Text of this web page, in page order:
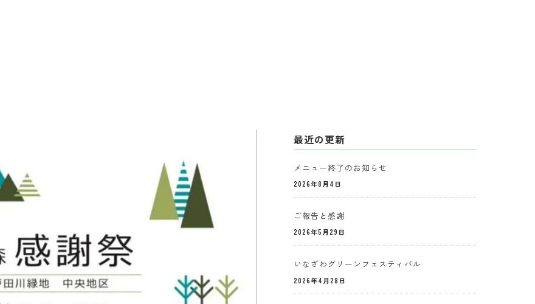
最近の更新
メニュー終了のお知らせ
2026年8月4日
ご報告と感謝
2026年5月29日
いなざわグリーンフェスティバル
2026年4月28日